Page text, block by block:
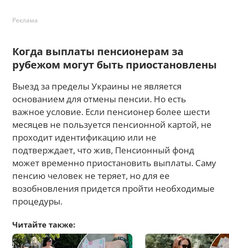
Реклама
Когда выплаты пенсионерам за
рубежом могут быть приостановлены
Выезд за пределы Украины не является
основанием для отмены пенсии. Но есть
важное условие. Если пенсионер более шести
месяцев не пользуется пенсионной картой, не
проходит идентификацию или не
подтверждает, что жив, Пенсионный фонд
может временно приостановить выплаты. Саму
пенсию человек не теряет, но для ее
возобновления придется пройти необходимые
процедуры.
Читайте также: